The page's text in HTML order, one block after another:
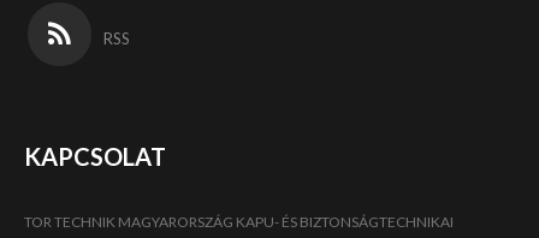
RSS
KAPCSOLAT
TOR TECHNIK MAGYARORSZÁG KAPU- ÉS BIZTONSÁGTECHNIKAI